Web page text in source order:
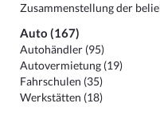
Zusammenstellung der
Auto (167)
Autohändler (95)
Autovermietung (19)
Fahrschulen (35)
Werkstätten (18)